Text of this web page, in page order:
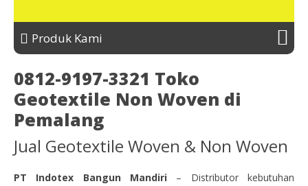
Produk Kami
0812-9197-3321 Toko
Geotextile Non Woven di
Pemalang
Jual Geotextile Woven & Non Woven
PT Indotex Bangun Mandiri – Distributor kebutuhan